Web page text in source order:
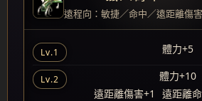
遠程向：敏捷／命中／遠距離傷害
Lv.1 體力+5
Lv.2
體力+10
遠距離傷害+1
遠距離